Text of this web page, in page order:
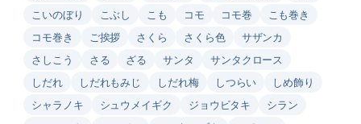
こいのぼり
こぶし こも コモ コモ巻
こも巻き
コモ巻き
ご挨拶 さくら さくら色
サザンカ
さしこう
さる ざる サンタ
サンタクロース
しだれ
しだれもみじ しだれ梅 しつらい
しめ飾り
シャラノキ
シュウメイギク ジョウビタキ
シラン